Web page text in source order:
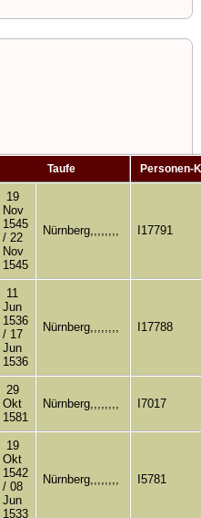
Taufe Personen-
19
Nov
1545
/ 22
Nov
1545
Nürnberg,,,,,,,, I17791
11
Jun
1536
/ 17
Jun
1536
Nürnberg,,,,,,,, I17788
29
Okt
1581
Nürnberg,,,,,,,, I7017
19
Okt
1542
/ 08
Jun
1533
Nürnberg,,,,,,,, I5781